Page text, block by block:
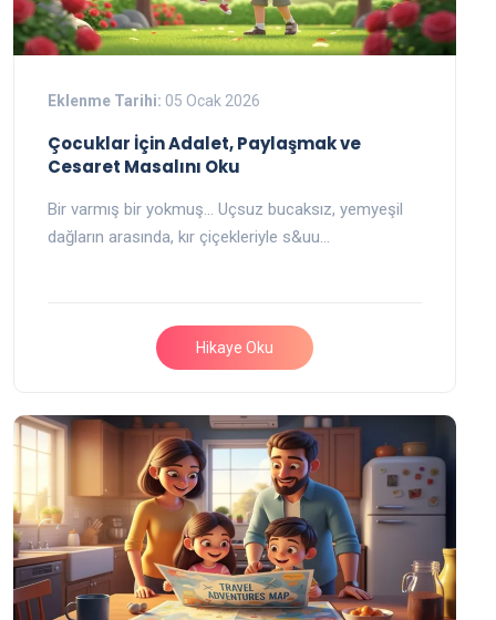
Eklenme Tarihi: 05 Ocak 2026
Çocuklar İçin Adalet, Paylaşmak ve
Cesaret Masalını Oku
Bir varmış bir yokmuş… Uçsuz bucaksız, yemyeşil
dağların arasında, kır çiçekleriyle s&uu…
Hikaye Oku